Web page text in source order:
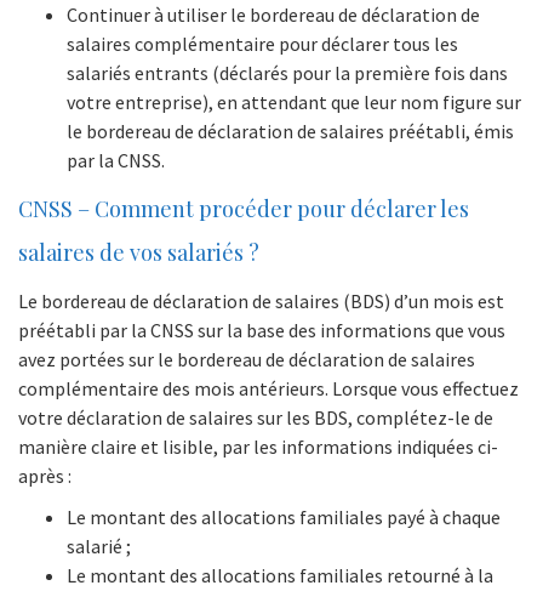
Continuer à utiliser le bordereau de déclaration de
salaires complémentaire pour déclarer tous les
salariés entrants (déclarés pour la première fois dans
votre entreprise), en attendant que leur nom figure sur
le bordereau de déclaration de salaires préétabli, émis
par la CNSS.
CNSS – Comment procéder pour déclarer les
salaires de vos salariés ?
Le bordereau de déclaration de salaires (BDS) d’un mois est
préétabli par la CNSS sur la base des informations que vous
avez portées sur le bordereau de déclaration de salaires
complémentaire des mois antérieurs. Lorsque vous effectuez
votre déclaration de salaires sur les BDS, complétez-le de
manière claire et lisible, par les informations indiquées ci-
après :
Le montant des allocations familiales payé à chaque
salarié ;
Le montant des allocations familiales retourné à la